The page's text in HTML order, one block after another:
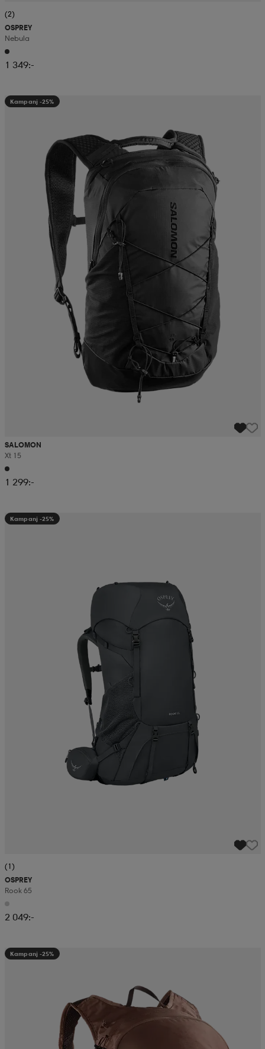
(2)
OSPREY
Nebula
1 349:-
Kampanj -25%
SALOMON
Xt 15
1 299:-
Kampanj -25%
(1)
OSPREY
Rook 65
2 049:-
Kampanj -25%